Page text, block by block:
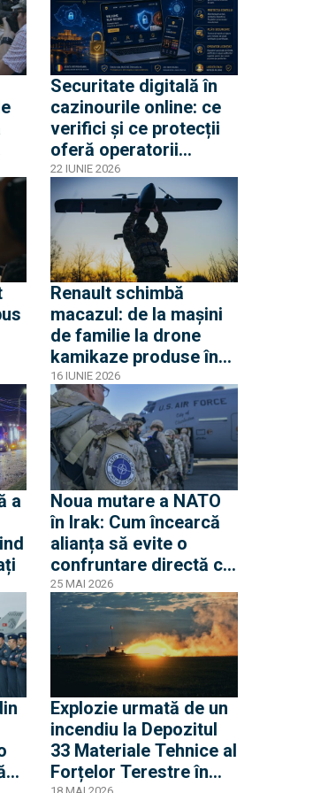
Securitate digitală în
cazinourile online: ce
verifici și ce protecții
oferă operatorii
licențiați
22 IUNIE 2026
Renault schimbă
macazul: de la mașini
de familie la drone
kamikaze produse în
serie
16 IUNIE 2026
a
Noua mutare a NATO
în Irak: Cum încearcă
alianța să evite o
confruntare directă cu
axa iraniană
25 MAI 2026
Explozie urmată de un
incendiu la Depozitul
33 Materiale Tehnice al
Forțelor Terestre în